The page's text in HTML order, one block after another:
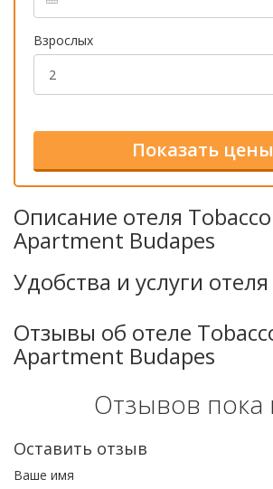
Взрослых
Описание отеля
Apartment Budapes
Удобства и услуги отеля
Отзывы об отеле
Apartment Budapes
Отзывов пока
Оставить отзыв
Ваше имя